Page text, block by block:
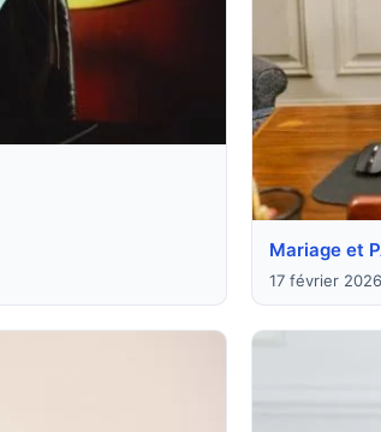
Mariage et
17 février 2026